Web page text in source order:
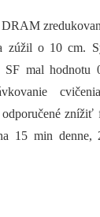
zúžil o 10 cm.
mal hodnotu
znížiť
15 min denne,